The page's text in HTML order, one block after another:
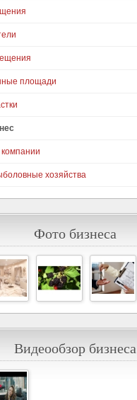
площади
хозяйства
Фото бизнеса
Видеообзор бизнеса